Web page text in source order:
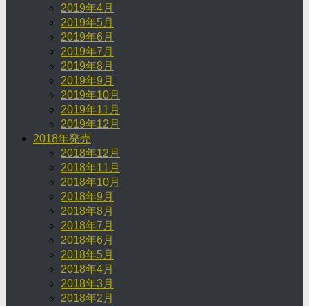
2019年4月
2019年5月
2019年6月
2019年7月
2019年8月
2019年9月
2019年10月
2019年11月
2019年12月
2018年発売
2018年12月
2018年11月
2018年10月
2018年9月
2018年8月
2018年7月
2018年6月
2018年5月
2018年4月
2018年3月
2018年2月